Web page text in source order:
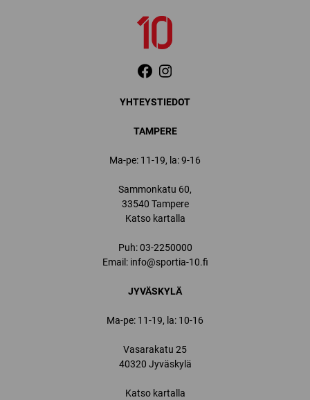
YHTEYSTIEDOT
TAMPERE
Ma-pe: 11-19, la: 9-16
Sammonkatu 60,
33540 Tampere
Katso kartalla
Puh:03-2250000
Email: info@sportia-10.fi
JYVÄSKYLÄ
Ma-pe: 11-19, la: 10-16
Vasarakatu 25
40320 Jyväskylä
Katso kartalla